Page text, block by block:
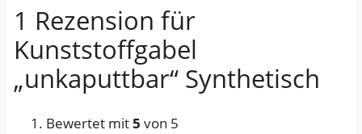
g
e
1 Rezension für
Kunststoffgabel
„unkaputtbar“ Synthetisch
Bewertet mit5 von 5